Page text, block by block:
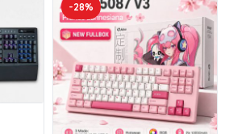
-28%